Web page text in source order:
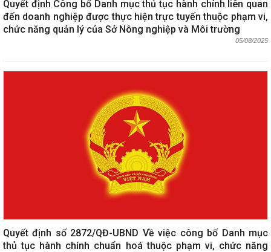
Quyết định Công bố Danh mục thủ tục hành chính liên quan
đến doanh nghiệp được thực hiện trực tuyến thuộc phạm vi,
chức năng quản lý của Sở Nông nghiệp và Môi trường
05/08/2025
Quyết định số 2872/QĐ-UBND Về việc công bố Danh mục
thủ tục hành chính chuẩn hoá thuộc phạm vi, chức năng